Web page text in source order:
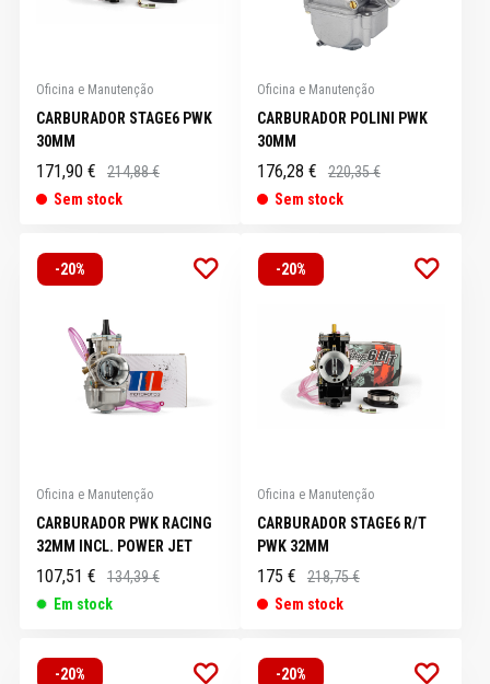
Oficina e Manutenção
CARBURADOR STAGE6 PWK
30MM
171,90 €
214,88 €
Sem stock
Oficina e Manutenção
CARBURADOR POLINI PWK
30MM
176,28 €
220,35 €
Sem stock
-20%
Oficina e Manutenção
CARBURADOR PWK RACING
32MM INCL. POWER JET
107,51 €
134,39 €
Em stock
-20%
Oficina e Manutenção
CARBURADOR STAGE6 R/T
PWK 32MM
175 €
218,75 €
Sem stock
-20% -20%